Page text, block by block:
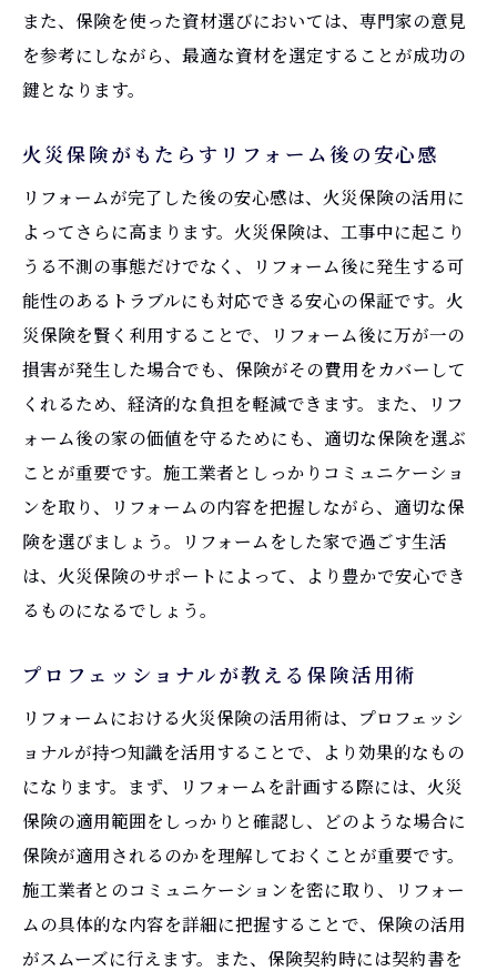
また、保険を使った資材選びにおいては、専門家の意見
を参考にしながら、最適な資材を選定することが成功の
鍵となります。
火災保険がもたらすリフォーム後の安心感
リフォームが完了した後の安心感は、火災保険の活用に
よってさらに高まります。火災保険は、工事中に起こり
うる不測の事態だけでなく、リフォーム後に発生する可
能性のあるトラブルにも対応できる安心の保証です。火
災保険を賢く利用することで、リフォーム後に万が一の
損害が発生した場合でも、保険がその費用をカバーして
くれるため、経済的な負担を軽減できます。また、リフ
ォーム後の家の価値を守るためにも、適切な保険を選ぶ
ことが重要です。施工業者としっかりコミュニケーショ
ンを取り、リフォームの内容を把握しながら、適切な保
険を選びましょう。リフォームをした家で過ごす生活
は、火災保険のサポートによって、より豊かで安心でき
るものになるでしょう。
プロフェッショナルが教える保険活用術
リフォームにおける火災保険の活用術は、プロフェッシ
ョナルが持つ知識を活用することで、より効果的なもの
になります。まず、リフォームを計画する際には、火災
保険の適用範囲をしっかりと確認し、どのような場合に
保険が適用されるのかを理解しておくことが重要です。
施工業者とのコミュニケーションを密に取り、リフォー
ムの具体的な内容を詳細に把握することで、保険の活用
がスムーズに行えます。また、保険契約時には契約書を